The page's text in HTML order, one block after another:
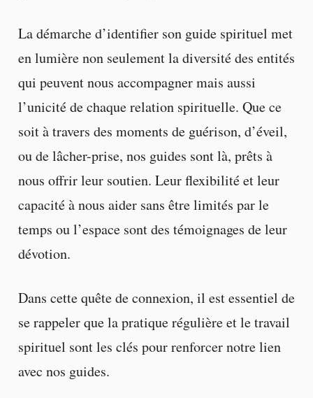
La démarche d’identifier son guide spirituel met
en lumière non seulement la diversité des entités
qui peuvent nous accompagner mais aussi
l’unicité de chaque relation spirituelle. Que ce
soit à travers des moments de guérison, d’éveil,
ou de lâcher-prise, nos guides sont là, prêts à
nous offrir leur soutien. Leur flexibilité et leur
capacité à nous aider sans être limités par le
temps ou l’espace sont des témoignages de leur
dévotion.
Dans cette quête de connexion, il est essentiel de
se rappeler que la pratique régulière et le travail
spirituel sont les clés pour renforcer notre lien
avec nos guides.